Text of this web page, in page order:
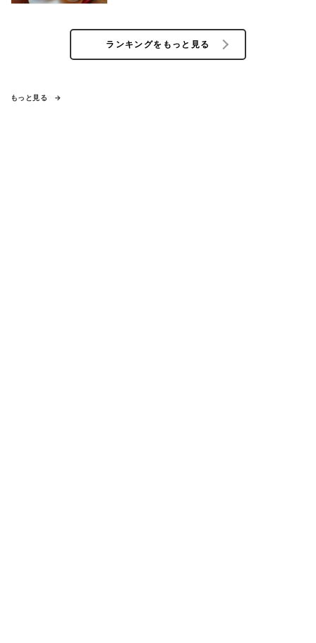
ランキングをもっと見る
もっと見る